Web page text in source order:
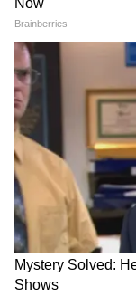
Image Credit :
আবহাওয়া
বাতাস
জম্মু-কাশ্মীরে
9